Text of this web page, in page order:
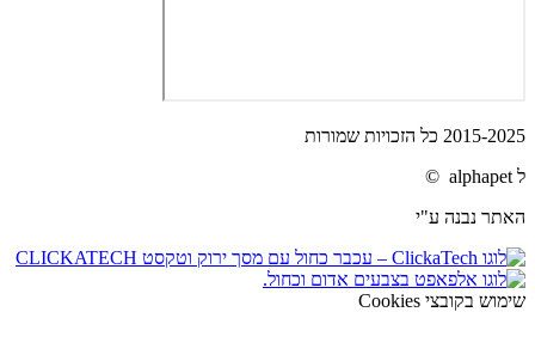
2015-2025 כל הזכויות שמורות
ל alphapet ©
האתר נבנה ע"י
שימוש בקובצי Cookies